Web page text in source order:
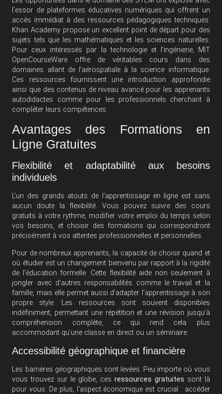
l’essor de plateformes éducatives numériques qui offrent un
accès immédiat à des ressources pédagogiques techniques.
Khan Academy propose un excellent point de départ pour des
sujets tels que les mathématiques et les sciences naturelles.
Pour ceux intéressés par la technologie et l’ingénierie, MIT
OpenCourseWare offre de véritables cours dans des
domaines allant de l’aérospatiale à la science informatique.
Ces ressources fournissent une introduction approfondie
ainsi que des contenus de niveau avancé pour les apprenants
autodidactes comme pour les professionnels cherchant à
compléter leurs compétences.
Avantages des Formations en
Ligne Gratuites
Flexibilité et adaptabilité aux besoins
individuels
L’un des grands atouts de l’apprentissage en ligne est sans
aucun doute la flexibilité. Vous pouvez suivre des cours
gratuits à votre rythme, modifier votre emploi du temps selon
vos besoins, et choisir des formations qui correspondront
précisément à vos attentes professionnelles et personnelles.
Pour de nombreux apprenants, la capacité de choisir quand et
où étudier est un changement bienvenu par rapport à la rigidité
de l’éducation formelle. Cette flexibilité aide non seulement à
jongler avec d’autres responsabilités comme le travail et la
famille, mais elle permet aussi d’adapter l’apprentissage à son
propre style. Les ressources sont souvent disponibles
indéfiniment, permettant une répétition et une révision jusqu’à
compréhension complète, ce qui rend cela plus
accommodant qu’une classe en direct ou un séminaire.
Accessibilité géographique et financière
Les barrières géographiques sont levées. Peu importe où vous
vous trouvez sur le globe, ces ressources gratuites sont là
pour vous. De plus, l’aspect économique est crucial : accéder